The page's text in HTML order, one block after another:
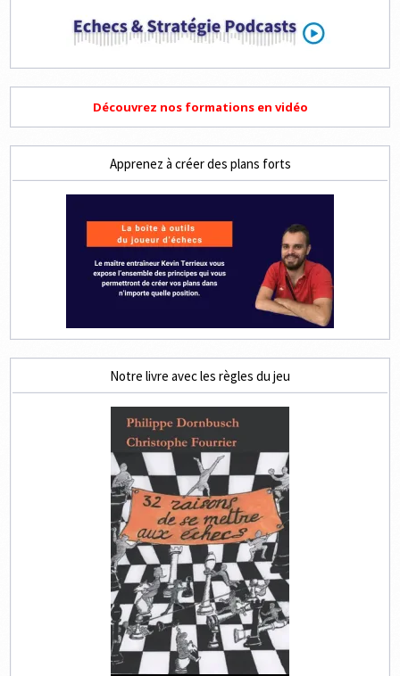
Découvrez nos formations en vidéo
Apprenez à créer des plans forts
Notre livre avec les règles du jeu